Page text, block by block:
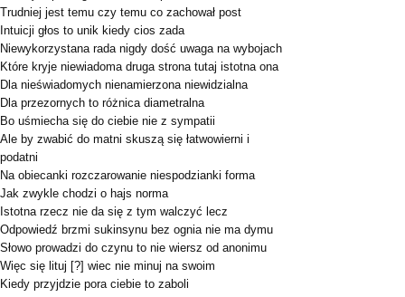
Trudniej jest temu czy temu co zachował post
Intuicji głos to unik kiedy cios zada
Niewykorzystana rada nigdy dość uwaga na wybojach
Które kryje niewiadoma druga strona tutaj istotna ona
Dla nieświadomych nienamierzona niewidzialna
Dla przezornych to różnica diametralna
Bo uśmiecha się do ciebie nie z sympatii
Ale by zwabić do matni skuszą się łatwowierni i
podatni
Na obiecanki rozczarowanie niespodzianki forma
Jak zwykle chodzi o hajs norma
Istotna rzecz nie da się z tym walczyć lecz
Odpowiedź brzmi sukinsynu bez ognia nie ma dymu
Słowo prowadzi do czynu to nie wiersz od anonimu
Więc się lituj [?] wiec nie minuj na swoim
Kiedy przyjdzie pora ciebie to zaboli